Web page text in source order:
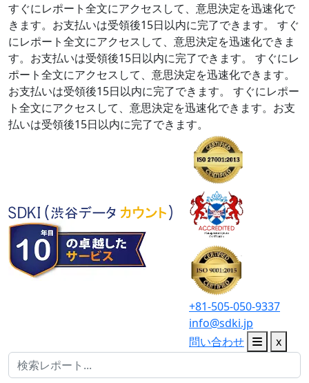
すぐにレポート全文にアクセスして、意思決定を迅速化で
きます。お支払いは受領後15日以内に完了できます。
すぐ
にレポート全文にアクセスして、意思決定を迅速化できま
す。お支払いは受領後15日以内に完了できます。
すぐにレ
ポート全文にアクセスして、意思決定を迅速化できます。
お支払いは受領後15日以内に完了できます。
すぐにレポー
ト全文にアクセスして、意思決定を迅速化できます。お支
払いは受領後15日以内に完了できます。
+81-505-050-9337
info@sdki.jp
問い合わせ
x